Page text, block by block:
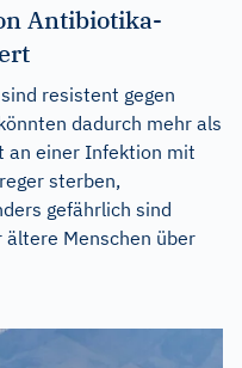
Antibiotika-
resistent gegen
dadurch mehr als
an einer Infektion mit
sterben,
gefährlich sind
Menschen über